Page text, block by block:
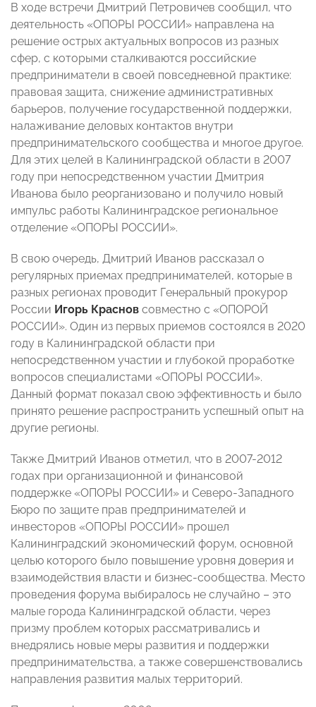
В ходе встречи Дмитрий Петровичев сообщил, что
деятельность «ОПОРЫ РОССИИ» направлена на
решение острых актуальных вопросов из разных
сфер, с которыми сталкиваются российские
предприниматели в своей повседневной практике:
правовая защита, снижение административных
барьеров, получение государственной поддержки,
налаживание деловых контактов внутри
предпринимательского сообщества и многое другое.
Для этих целей в Калининградской области в 2007
году при непосредственном участии Дмитрия
Иванова было реорганизовано и получило новый
импульс работы Калининградское региональное
отделение «ОПОРЫ РОССИИ».
В свою очередь, Дмитрий Иванов рассказал о
регулярных приемах предпринимателей, которые в
разных регионах проводит Генеральный прокурор
России Игорь Краснов совместно с «ОПОРОЙ
РОССИИ». Один из первых приемов состоялся в 2020
году в Калининградской области при
непосредственном участии и глубокой проработке
вопросов специалистами «ОПОРЫ РОССИИ».
Данный формат показал свою эффективность и было
принято решение распространить успешный опыт на
другие регионы.
Также Дмитрий Иванов отметил, что в 2007-2012
годах при организационной и финансовой
поддержке «ОПОРЫ РОССИИ» и Северо-Западного
Бюро по защите прав предпринимателей и
инвесторов «ОПОРЫ РОССИИ» прошел
Калининградский экономический форум, основной
целью которого было повышение уровня доверия и
взаимодействия власти и бизнес-сообщества. Место
проведения форума выбиралось не случайно – это
малые города Калининградской области, через
призму проблем которых рассматривались и
внедрялись новые меры развития и поддержки
предпринимательства, а также совершенствовались
направления развития малых территорий.